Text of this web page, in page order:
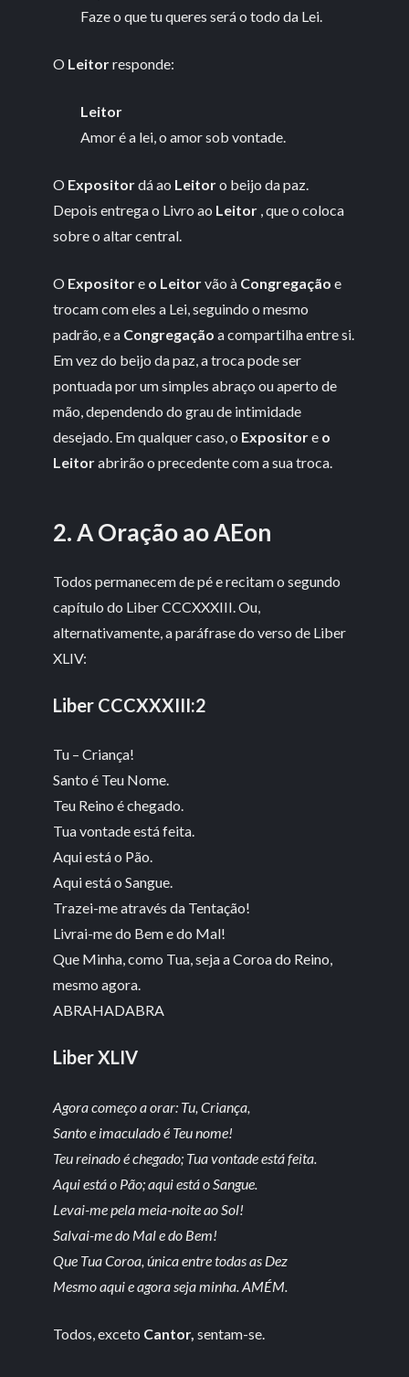
Faze o que tu queres será o todo da Lei.
O Leitorresponde:
Leitor
Amor é a lei, o amor sob vontade.
O Expositordá ao Leitoro beijo da paz.
Depois entrega o Livro ao Leitor , que o coloca
sobre o altar central.
O Expositore o Leitorvão à Congregação e
trocam com eles a Lei, seguindo o mesmo
padrão, e a Congregação a compartilha entre si.
Em vez do beijo da paz, a troca pode ser
pontuada por um simples abraço ou aperto de
mão, dependendo do grau de intimidade
desejado. Em qualquer caso, o Expositore o
Leitorabrirão o precedente com a sua troca.
2. A Oração ao AEon
Todos permanecem de pé e recitam o segundo
capítulo do Liber CCCXXXIII. Ou,
alternativamente, a paráfrase do verso de Liber
XLIV:
Liber CCCXXXIII:2
Tu – Criança!
Santo é Teu Nome.
Teu Reino é chegado.
Tua vontade está feita.
Aqui está o Pão.
Aqui está o Sangue.
Trazei-me através da Tentação!
Livrai-me do Bem e do Mal!
Que Minha, como Tua, seja a Coroa do Reino,
mesmo agora.
ABRAHADABRA
Liber XLIV
Agora começo a orar: Tu, Criança,
Santo e imaculado é Teu nome!
Teu reinado é chegado; Tua vontade está feita.
Aqui está o Pão; aqui está o Sangue.
Levai-me pela meia-noite ao Sol!
Salvai-me do Mal e do Bem!
Que Tua Coroa, única entre todas as Dez
Mesmo aqui e agora seja minha. AMÉM.
Todos, exceto Cantor, sentam-se.